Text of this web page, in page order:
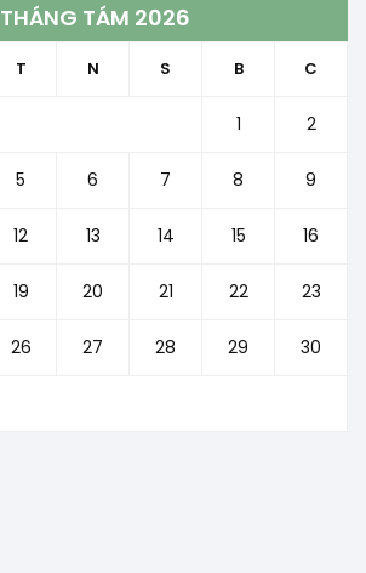
THÁNG TÁM 2026
T N S B C
1 2
5 6 7 8 9
12 13 14 15 16
19 20 21 22 23
26 27 28 29 30